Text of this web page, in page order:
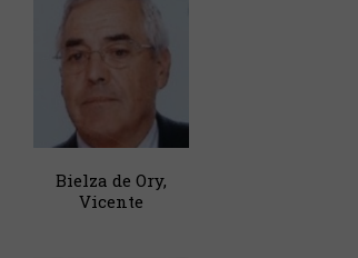
Bielza de Ory,
Vicente